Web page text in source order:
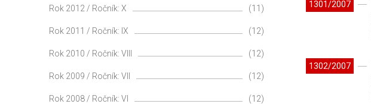
1301/2007
1302/2007
Rok 2012 / Ročník: X (11)
Rok 2011 / Ročník: IX (12)
Rok 2010 / Ročník: VIII (12)
Rok 2009 / Ročník: VII (12)
Rok 2008 / Ročník: VI (12)